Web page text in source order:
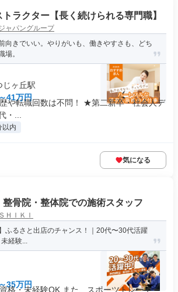
ラクター【長く続けられる専門職】
ャパングループ
向きでいい。やりがいも、働きやすさも、どち
場。
じヶ丘駅
41万円
や転職回数は不問！ ★第二新卒・社会人デ
・...
以内
気になる
整骨院・整体院での施術スタッフ
ＨＩＫＩ
ふるさと出店のチャンス！｜20代〜30代活躍
経験...
35万円
格・未経験OK また、スポーツトレーナー